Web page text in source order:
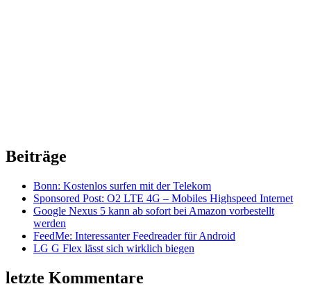
Beiträge
Bonn: Kostenlos surfen mit der Telekom
Sponsored Post: O2 LTE 4G – Mobiles Highspeed Internet
Google Nexus 5 kann ab sofort bei Amazon vorbestellt
werden
FeedMe: Interessanter Feedreader für Android
LG G Flex lässt sich wirklich biegen
letzte Kommentare